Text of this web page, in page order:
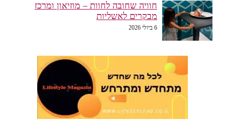
חוויה שחובה לחוות – מוזיאון ומרכז
מבקרים לאשליות
6 ביולי 2026